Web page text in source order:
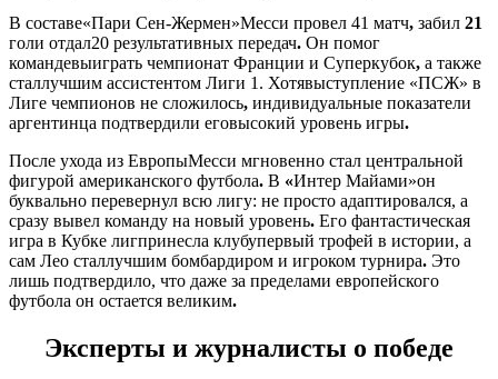
В составе«Пари Сен-Жермен»Месси провел 41 матч, забил 21
голи отдал20 результативных передач. Он помог
командевыиграть чемпионат Франции и Суперкубок, а также
сталлучшим ассистентом Лиги 1. Хотявыступление «ПСЖ» в
Лиге чемпионов не сложилось, индивидуальные показатели
аргентинца подтвердили еговысокий уровень игры.
После ухода из ЕвропыМесси мгновенно стал центральной
фигурой американского футбола. В «Интер Майами»он
буквально перевернул всю лигу: не просто адаптировался, а
сразу вывел команду на новый уровень. Его фантастическая
игра в Кубке лигпринесла клубупервый трофей в истории, а
сам Лео сталлучшим бомбардиром и игроком турнира. Это
лишь подтвердило, что даже за пределами европейского
футбола он остается великим.
Эксперты и журналисты о победе